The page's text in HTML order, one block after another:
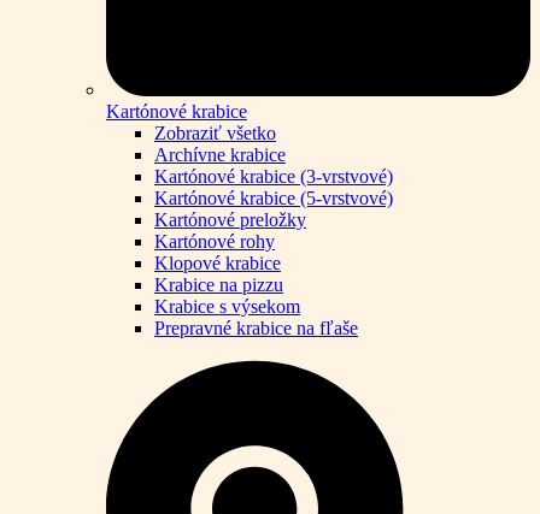
Kartónové krabice
Zobraziť všetko
Archívne krabice
Kartónové krabice (3-vrstvové)
Kartónové krabice (5-vrstvové)
Kartónové preložky
Kartónové rohy
Klopové krabice
Krabice na pizzu
Krabice s výsekom
Prepravné krabice na fľaše